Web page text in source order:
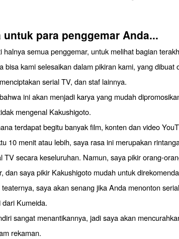
para penggemar Anda...
halnya semua penggemar, untuk melihat bagian
bisa kami selesaikan dalam pikiran kami, yang dibuat
serial TV, dan staf lainnya.
ini akan menjadi karya yang mudah
mengenal Kakushigoto.
terdapat begitu banyak film, konten dan video
10 menit atau lebih, saya rasa ini merupakan
TV secara keseluruhan. Namun, saya pikir orang-
dan saya pikir Kakushigoto mudah untuk
saya akan senang jika Anda menonton
Kumeida.
sangat menantikannya, jadi saya akan
rekaman.